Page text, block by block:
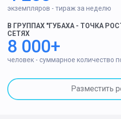
экземпляров - тираж за неделю
В ГРУППАХ "ГУБАХА - ТОЧКА
СЕТЯХ
8 000+
человек - суммарное количество
Разместить